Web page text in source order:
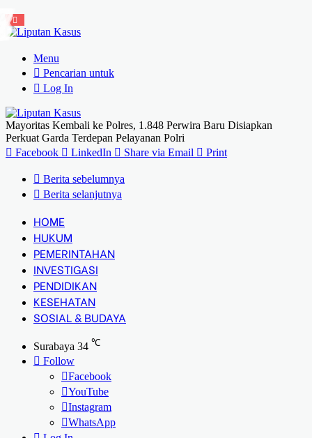
Menu
Pencarian untuk
Log In
Mayoritas Kembali ke Polres, 1.848 Perwira Baru Disiapkan
Perkuat Garda Terdepan Pelayanan Polri
Facebook
LinkedIn Share via Email Print
Berita sebelumnya
Berita selanjutnya
HOME
HUKUM
PEMERINTAHAN
INVESTIGASI
PENDIDIKAN
KESEHATAN
SOSIAL & BUDAYA
Surabaya 34 ℃
Follow
Facebook
YouTube
Instagram
WhatsApp